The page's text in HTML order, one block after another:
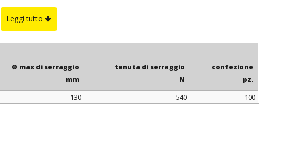
all’aperto si consigliano le fascette in colore nero che, grazie agli additivi
di carbon black, hanno una resistenza ai raggi UV superiore. La lunghezza
Leggi tutto
Ø max di serraggio
mm
tenuta di serraggio
N
confezione
pz.
130 540
100